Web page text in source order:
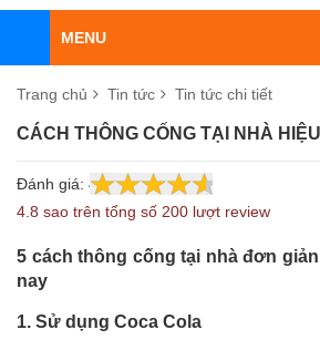
MENU
Trang chủ Tin tức Tin tức chi tiết
CÁCH THÔNG CỐNG TẠI NHÀ
Đánh giá: 4.8 200
4.8 sao trên tổng số 200 lượt review
5 cách thông cống tại nhà đơn
nay
1. Sử dụng Coca Cola